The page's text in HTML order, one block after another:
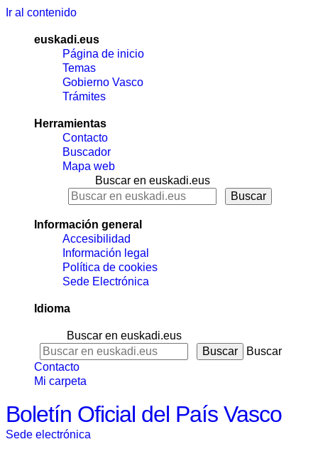
Ir al contenido
euskadi.eus
Página de inicio
Temas
Gobierno Vasco
Trámites
Herramientas
Contacto
Buscador
Mapa web
Buscar en euskadi.eus
Información general
Accesibilidad
Información legal
Política de cookies
Sede Electrónica
Idioma
Buscar en euskadi.eus
Buscar
Contacto
Mi carpeta
Boletín Oficial del País Vasco
Sede electrónica